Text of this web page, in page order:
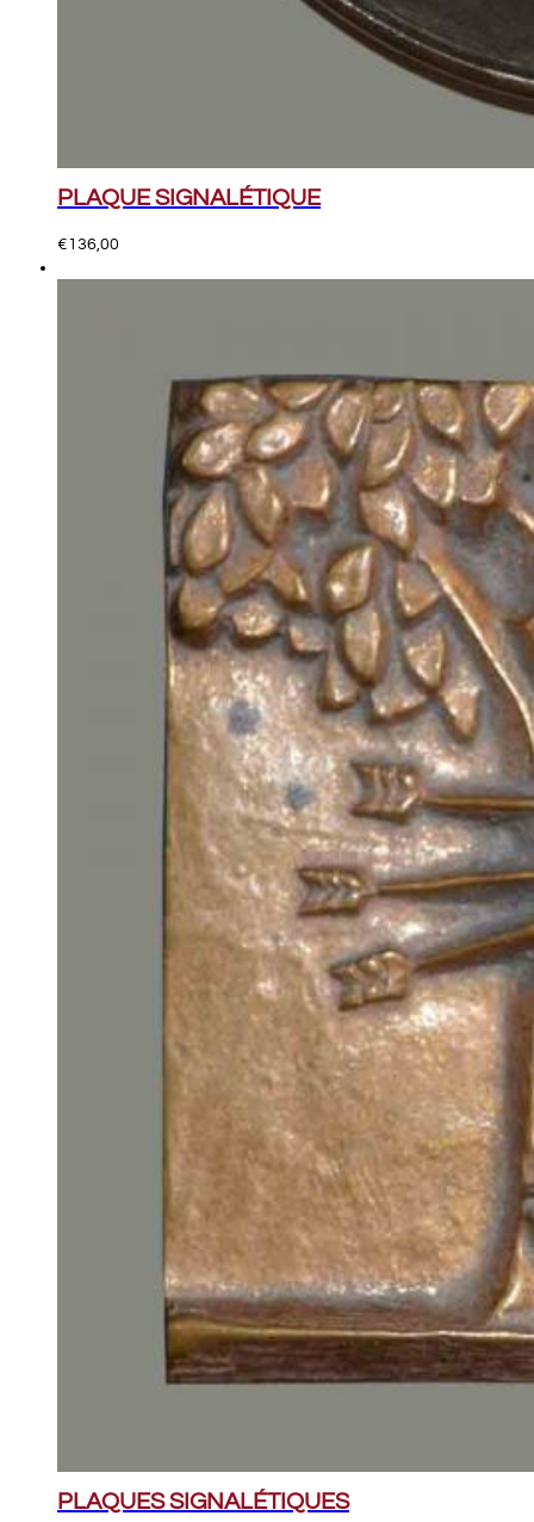
PLAQUE SIGNALÉTIQUE
€136,00
PLAQUES SIGNALÉTIQUES